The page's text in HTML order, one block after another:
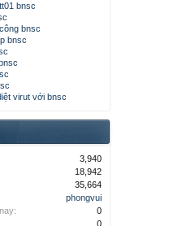
bnsc
bnsc
bnsc
virut với bnsc
3,940
18,942
35,664
phongvui
0
0